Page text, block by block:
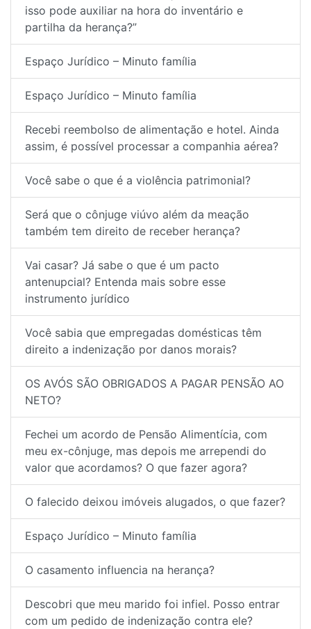
isso pode auxiliar na hora do inventário e
partilha da herança?”
Espaço Jurídico – Minuto família
Espaço Jurídico – Minuto família
Recebi reembolso de alimentação e hotel. Ainda
assim, é possível processar a companhia aérea?
Você sabe o que é a violência patrimonial?
Será que o cônjuge viúvo além da meação
também tem direito de receber herança?
Vai casar? Já sabe o que é um pacto
antenupcial? Entenda mais sobre esse
instrumento jurídico
Você sabia que empregadas domésticas têm
direito a indenização por danos morais?
OS AVÓS SÃO OBRIGADOS A PAGAR PENSÃO AO
NETO?
Fechei um acordo de Pensão Alimentícia, com
meu ex-cônjuge, mas depois me arrependi do
valor que acordamos? O que fazer agora?
O falecido deixou imóveis alugados, o que fazer?
Espaço Jurídico – Minuto família
O casamento influencia na herança?
Descobri que meu marido foi infiel. Posso entrar
com um pedido de indenização contra ele?